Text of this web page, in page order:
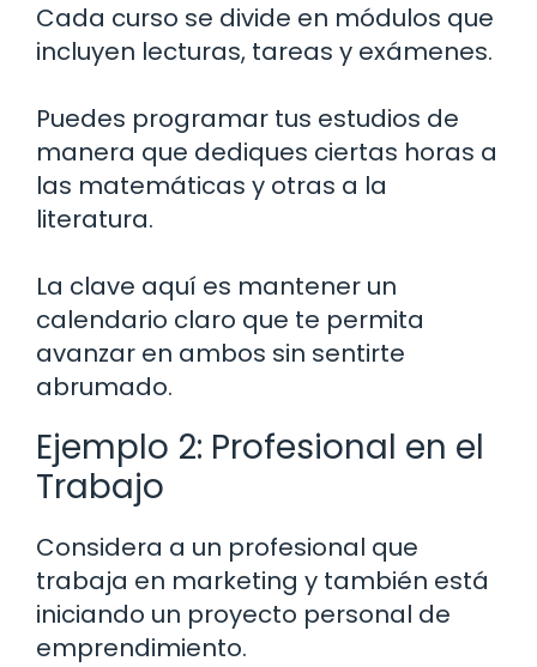
Cada curso se divide en módulos que
incluyen lecturas, tareas y exámenes.
Puedes programar tus estudios de
manera que dediques ciertas horas a
las matemáticas y otras a la
literatura.
La clave aquí es mantener un
calendario claro que te permita
avanzar en ambos sin sentirte
abrumado.
Ejemplo 2: Profesional en el
Trabajo
Considera a un profesional que
trabaja en marketing y también está
iniciando un proyecto personal de
emprendimiento.